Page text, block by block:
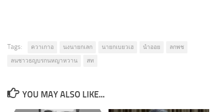
Tags: ควาเกาอ นงนายกเลก นายกเบยวเฮ นำออย
ลกพช
ลนชาวธญบรกนหญาหวาน
สท
YOU MAY ALSO LIKE...